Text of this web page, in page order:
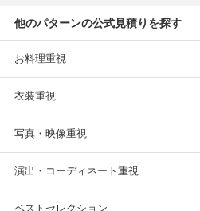
他のパターンの公式見積りを探す
お料理重視
衣装重視
写真・映像重視
演出・コーディネート重視
ベストセレクション